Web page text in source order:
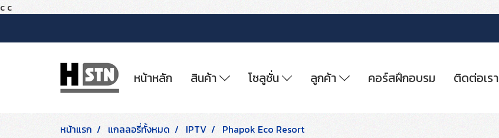
c c
หน้าหลัก สินค้า โซลูชั่น ลูกค้า คอร์สฝึกอบรม ติดต่อเรา
หน้าแรก แกลลอรี่ทั้งหมด IPTV Phapok Eco Resort